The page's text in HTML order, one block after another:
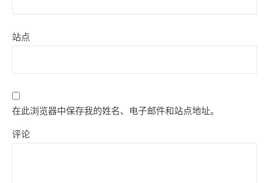
站点
在此浏览器中保存我的姓名、电子邮件和站点地址。
评论